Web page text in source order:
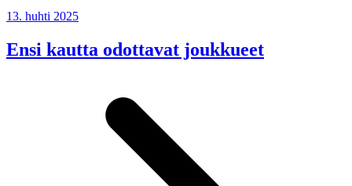
13. huhti 2025
Ensi kautta odottavat joukkueet